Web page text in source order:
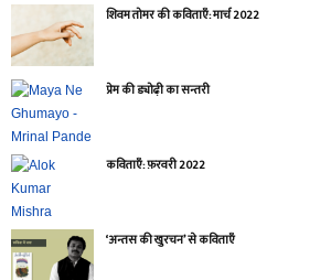
शिवम तोमर की कविताएँ: मार्च 2022
प्रेम की ड्योढ़ी का सन्तरी
कविताएँ: फ़रवरी 2022
‘अन्तस की खुरचन’ से कविताएँ